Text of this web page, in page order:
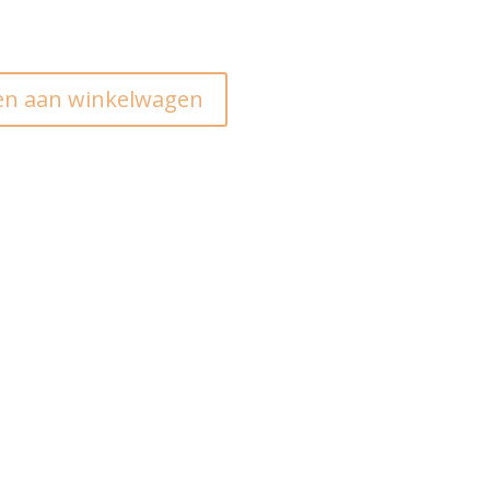
aan winkelwagen